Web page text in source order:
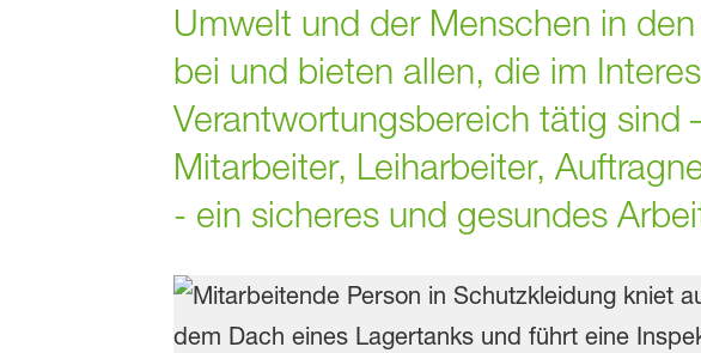
Umwelt und der Menschen in
bei und bieten allen, die im
Verantwortungsbereich tätig sind
Mitarbeiter, Leiharbeiter,
- ein sicheres und gesundes